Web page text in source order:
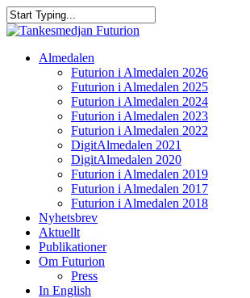
Skip
to
content
Close
search
Menu
Almedalen
Futurion i Almedalen 2026
Futurion i Almedalen 2025
Futurion i Almedalen 2024
Futurion i Almedalen 2023
Futurion i Almedalen 2022
DigitAlmedalen 2021
DigitAlmedalen 2020
Futurion i Almedalen 2019
Futurion i Almedalen 2017
Futurion i Almedalen 2018
Nyhetsbrev
Aktuellt
Publikationer
Om Futurion
Press
In English